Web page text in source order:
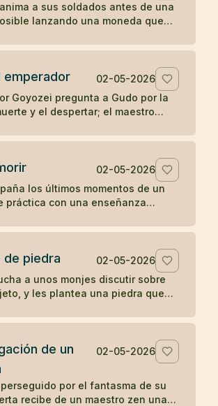
a sus soldados antes de una
lanzando una moneda que
emperador
02-05-2026
Goyozei pregunta a Gudo por la
y el despertar; el maestro
todavía no comprende.
02-05-2026
los últimos momentos de un
práctica con una enseñanza
de piedra
02-05-2026
a unos monjes discutir sobre
y les plantea una piedra que
de un
02-05-2026
por el fantasma de su
recibe de un maestro zen una